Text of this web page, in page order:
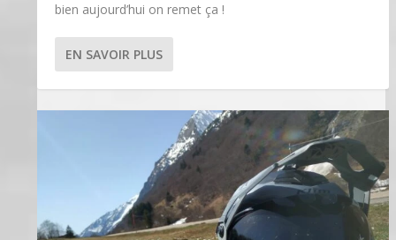
bien aujourd’hui on remet ça !
EN SAVOIR PLUS